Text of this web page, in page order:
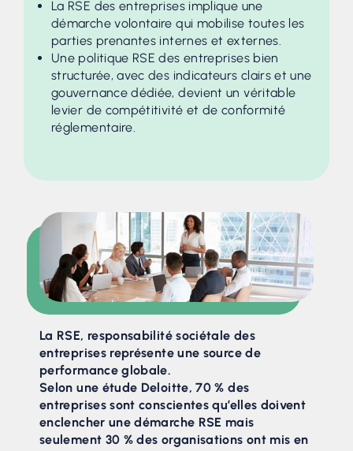
La RSE des entreprises implique une
démarche volontaire qui mobilise toutes les
parties prenantes internes et externes.
Une politique RSE des entreprises bien
structurée, avec des indicateurs clairs et une
gouvernance dédiée, devient un véritable
levier de compétitivité et de conformité
réglementaire.
La RSE, responsabilité sociétale des
entreprises représente une source de
performance globale.
Selon une étude Deloitte, 70 % des
entreprises sont conscientes qu’elles doivent
enclencher une démarche RSE mais
seulement 30 % des organisations ont mis en